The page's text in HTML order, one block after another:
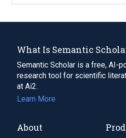
What Is Semantic
Semantic Scholar is a free, AI-
research tool for scientific
at Ai2.
Learn More
About